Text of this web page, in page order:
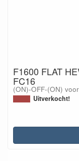
F1600 FLAT
FC16
(ON)-OFF-(ON)
Uitverkocht!